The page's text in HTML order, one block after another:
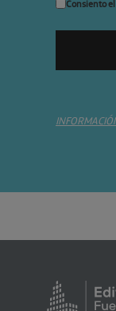
Consiento